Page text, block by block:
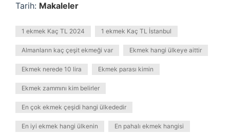
Tarih: Makaleler
1 ekmek Kaç TL 2024 1 ekmek Kaç TL İstanbul
Almanların kaç çeşit ekmeği var Ekmek hangi ülkeye aittir
Ekmek nerede 10 lira Ekmek parası kimin
Ekmek zammını kim belirler
En çok ekmek çeşidi hangi ülkededir
En iyi ekmek hangi ülkenin En pahalı ekmek hangisi